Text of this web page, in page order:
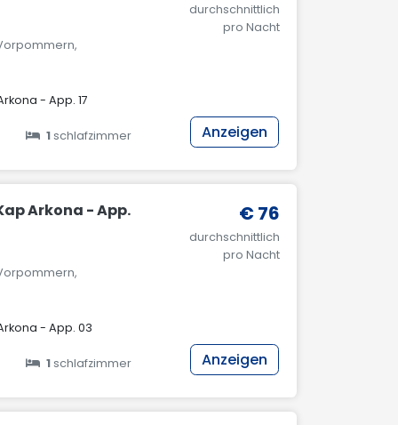
- App. 17
1schlafzimmer
durchschnittlich
pro Nacht
Anzeigen
Arkona - App.
- App. 03
1schlafzimmer
€ 76
durchschnittlich
pro Nacht
Anzeigen